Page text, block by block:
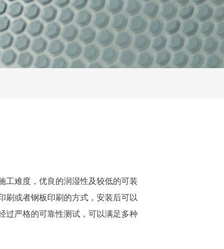
工难度，优良的润湿性及较低的可装
刷或者钢板印刷的方式，安装后可以
过严格的可靠性测试，可以满足多种